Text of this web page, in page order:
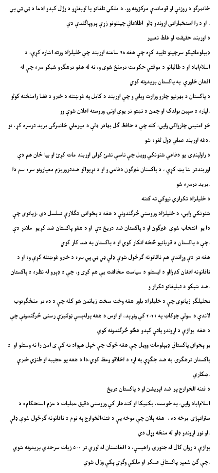
ځانمرګو د روزنې او قوماندې مرکزونه وو. د ملکي تلفاتو یا لوبغاړو د وژل کېدو ادعا د ټي ټي پي
او د را استخباراتی اړوندو ډلو اطلاعاتي چینلونو زړې پروپاګندې دي.
د اوربند حقیقت او غلط تعبیر
ډیپلوماتیکو سرچینو تایید کړه چې هغه ۴۸ ساعته اوربند چې خلیلزاد ورته اشاره کړې، د
اسلام‌اباد او د طالبانو د موقتي حکومت ترمنځ شوی و، نه له هغو ترهګرو شبکو سره چې له
افغان خاورې په پاکستان بریدونه کوي
د پاکستان د بهرنیو چارو وزارت ویلي و چې اوربند د کابل په غوښتنه د خبرو د فضا رامنځته کولو
لپاره د سپین بولدک او چمن د نښتو تر یوې اونۍ وروسته اعلان شوې وو.
خو امنیتي چارواکي وایي، کله چې د حافظ ګل بهادر ډلې د میرعلي ځانمرګی برید ترسره کړ، نو
دغه اوربند عملي ډول لغوه شو.
د راولپنډۍ یو دفاعي شنونکي وویل چې تاسې نشئ کولی اوربند مات کړئ او بیا ځان هم دې
اوربندتر شا پټ کړې ، د پاکستان غبرګون دفاعي و او د نړیوالو ضد‌تروریزم معیارونو سره سم دا
برید ترسره شو.
د خلیلزاد تکراري نیوکې ته کتنه
شنونکي وایي، د خلیلزاد وروستي څرګندونې د هغه د پخوانۍ تګلارې تسلسل دی ،زیاتوی چې
دا یو انتخاب شوې غبرګون او د پاکستان ضد دریځ دې او د هغو پاکستان ضد کړیو ملاتړ دې
چې د پاکستان د قربانیو څخه انکار کوي او د پاکستان په ضد کار کوي.
هغه تر دې وړاندې هم ناقانونه ګرځول شوې ډلې ټي ټي پي سره د خبرو غوښتنه کړې وه او د
ناقانونه افغان کډوالو د ایستلو د سیاست مخالفت یې هم کړی و، چې د ډېرو له نظره د پاکستان
ضد شبکو د تبلیغاتو تکرار و.
تحلیلګر زیاتوي چې د خلیلزاد باور هغه وخت سخت زیانمن شو کله چې د ده تر منځګړتوب
لاندې د سولې چوکاټ په ۲۰۲۱ کې ونړېد، او اوس د هغه پرله‌پسې ټولنیزې رسنۍ څرګندونې چې
د هغه یوازې د اړوندو پاتې کېدو هڅو څرګندونه کوي
یو پخواني پاکستاني ډیپلومات وویل چې هغه څوک چې خپل هېواد ته کې ی امن را نه وستلو او د
پاکستان ترهګرۍ په ضد جګړې په اړه د اخلاقو وعظ کوي،دا د هغه یو عجیبه او طنزي خبرې
ښکاري.
د فتنه الخوارج پر ضد اپریشن او د پاکستان دریځ
اسلام‌اباد وایي، په خوست، پکټیکا او کندهار کې وروستي دقیق عملیات د عزمِ استحکام» د
ستراتېژۍ برخه ده ، هغه پلان چې موخه یې د فتنه‌الخوارج په نوم د ناقانونه ګرځول شوې ډلې
او نور اړوندو ډلو له منځه وړل دي.
یوازې د روان کال له جنورۍ راهیسې، د افغانستان له لوري تر ۵۰۰ زیات سرحدي بریدونه شوي
چې ګڼ شمېر پاکستاني عسکر او ملکي وګړي پکې وژل شوي.